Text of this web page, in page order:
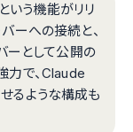
いう機能がリリ
ーへの接続と、
ーとして公開の
力で、Claude
るような構成も